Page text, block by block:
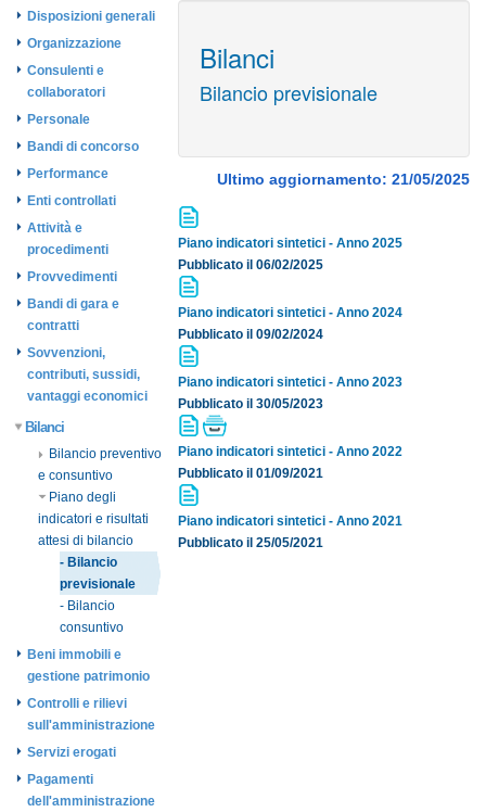
Disposizioni generali
Organizzazione
Consulenti e
collaboratori
Personale
Bandi di concorso
Performance
Enti controllati
Attività e
procedimenti
Provvedimenti
Bandi di gara e
contratti
Sovvenzioni,
contributi, sussidi,
vantaggi economici
Bilanci
Bilancio preventivo
e consuntivo
Piano degli
indicatori e risultati
attesi di bilancio
- Bilancio
previsionale
- Bilancio
consuntivo
Beni immobili e
gestione patrimonio
Controlli e rilievi
sull'amministrazione
Servizi erogati
Pagamenti
dell'amministrazione
Bilanci
Bilancio previsionale
Ultimo aggiornamento: 21/05/2025
Piano indicatori sintetici - Anno 2025
Pubblicato il 06/02/2025
Piano indicatori sintetici - Anno 2024
Pubblicato il 09/02/2024
Piano indicatori sintetici - Anno 2023
Pubblicato il 30/05/2023
Piano indicatori sintetici - Anno 2022
Pubblicato il 01/09/2021
Piano indicatori sintetici - Anno 2021
Pubblicato il 25/05/2021